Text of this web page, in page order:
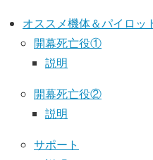
オススメ機体＆パイロッ
開幕死亡役①
説明
開幕死亡役②
説明
サポート